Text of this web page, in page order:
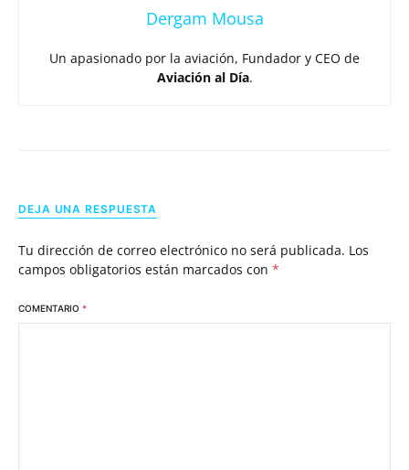
Dergam Mousa
Un apasionado por la aviación, Fundador y CEO de
Aviación al Día.
DEJA UNA RESPUESTA
Tu dirección de correo electrónico no será publicada. Los
campos obligatorios están marcados con *
COMENTARIO *